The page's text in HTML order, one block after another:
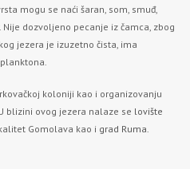
mogu se naći šaran, som, smuđ,
dozvoljeno pecanje iz čamca, zbog
jezera je izuzetno čista, ima
koloniji kao i organizovanju
blizini ovog jezera nalaze se lovište
Gomolava kao i grad Ruma.